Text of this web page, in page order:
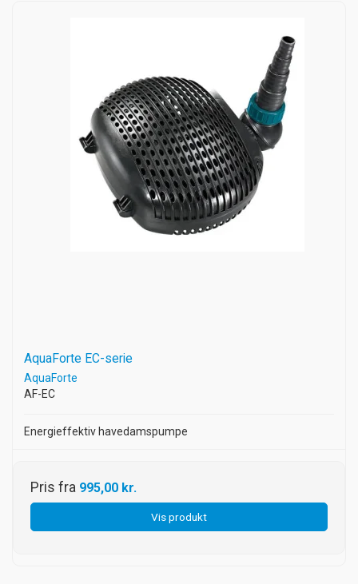
AquaForte EC-serie
AquaForte
AF-EC
Energieffektiv havedamspumpe
Pris fra 995,00 kr.
Vis produkt